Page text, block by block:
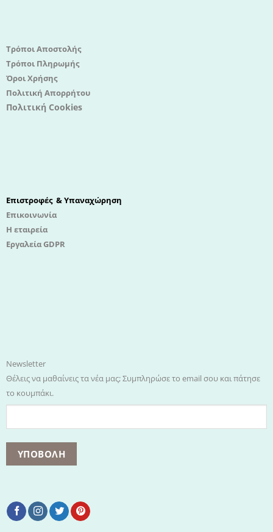
Τρόποι Αποστολής
Τρόποι Πληρωμής
Όροι Χρήσης
Πολιτική Απορρήτου
Πολιτική Cookies
Επιστροφές & Υπαναχώρηση
Επικοινωνία
Η εταιρεία
Εργαλεία GDPR
Newsletter
Θέλεις να μαθαίνεις τα νέα μας; Συμπληρώσε το email σου και πάτησε
το κουμπάκι.